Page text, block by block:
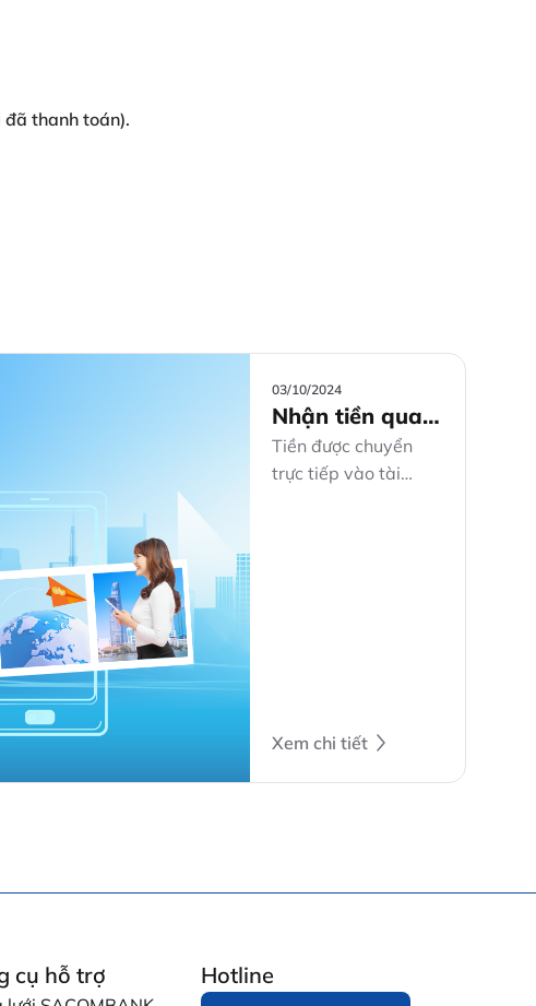
thanh toán).
03/10/2024
Nhận tiền qua
tài khoản
Tiền được chuyển
trực tiếp vào tài
Xem chi tiết
cụ hỗ trợ Hotline